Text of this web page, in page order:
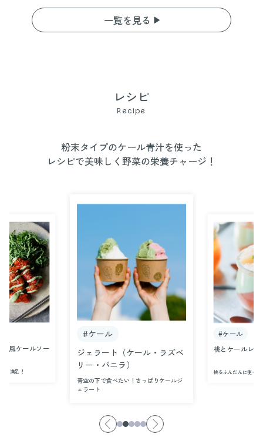
一覧を見る
レシピ
Recipe
粉末タイプのケール青汁を使った
レシピで美味しく野菜の栄養チャージ！
風ケールソー
＆満足！
#ケール
ジェラート（ケール・ラズベ
リー・バニラ）
青空の下で食べたい！さっぱりケールジ
ェラート
#ケール
桃とケールレ
桃をふんだんに使っ